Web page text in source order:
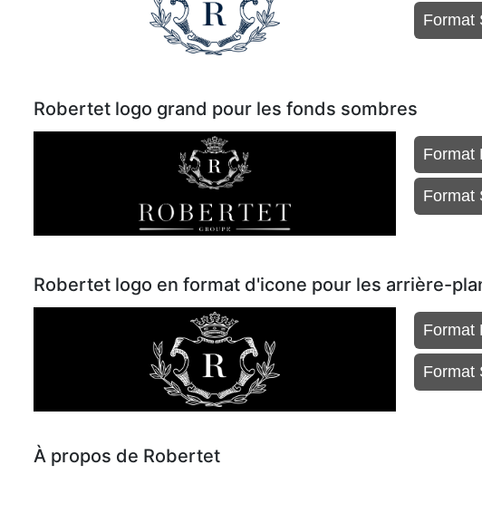
Format
Robertet logo grand pour les fonds sombres
Format
Format
Robertet logo en format d'icone pour les arrière-
Format
Format
À propos de Robertet